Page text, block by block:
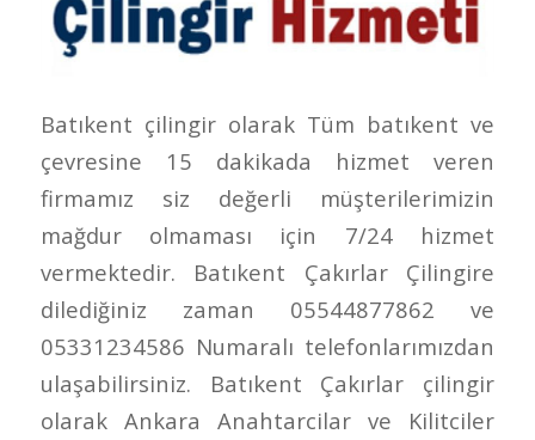
Batıkent çilingir olarak Tüm batıkent ve
çevresine 15 dakikada hizmet veren
firmamız siz değerli müşterilerimizin
mağdur olmaması için 7/24 hizmet
vermektedir. Batıkent Çakırlar Çilingire
dilediğiniz zaman 05544877862 ve
05331234586 Numaralı telefonlarımızdan
ulaşabilirsiniz. Batıkent Çakırlar çilingir
olarak Ankara Anahtarcilar ve Kilitciler